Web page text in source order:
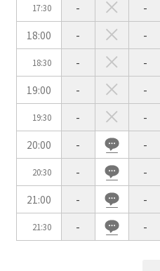
17:30 - -
18:00
- -
18:30 - -
19:00
- -
19:30 - -
20:00
- -
20:30 - -
21:00
- -
21:30 - -
イベントホール
こだわり条件 ※複数選択可能
特長で選ぶ
駅直結
窓があり開放感のある
会場
大型スクリーンあり
4t車以上荷捌きあり
時間貸し駐車場あり